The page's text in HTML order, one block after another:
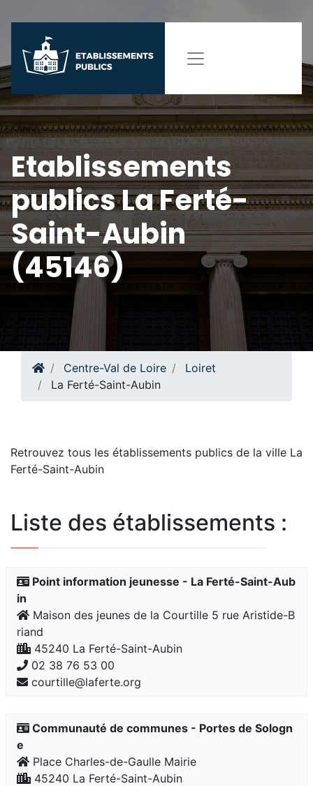
Etablissements
publics La Ferté-
Saint-Aubin
(45146)
Centre-Val de Loire
Loiret
La Ferté-Saint-Aubin
Retrouvez tous les établissements publics de la ville La
Ferté-Saint-Aubin
Liste des établissements :
Point information jeunesse - La Ferté-Saint-Aub
in
Maison des jeunes de la Courtille 5 rue Aristide-B
riand
45240 La Ferté-Saint-Aubin
02 38 76 53 00
courtille@laferte.org
Communauté de communes - Portes de Sologn
e
Place Charles-de-Gaulle Mairie
45240 La Ferté-Saint-Aubin